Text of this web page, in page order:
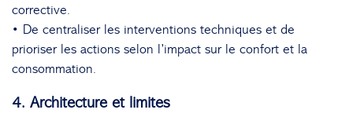
corrective.
• De centraliser les interventions techniques et de
prioriser les actions selon l’impact sur le confort et la
consommation.
4. Architecture et limites